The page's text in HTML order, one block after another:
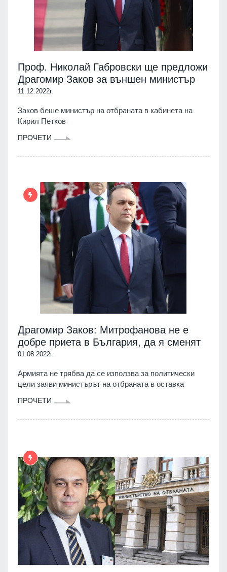
Проф. Николай Габровски ще предложи
Драгомир Заков за външен министър
11.12.2022г.
Заков беше министър на отбраната в кабинета на
Кирил Петков
ПРОЧЕТИ
Драгомир Заков: Митрофанова не е
добре приета в България, да я сменят
01.08.2022г.
Армията не трябва да се използва за политически
цели заяви министърът на отбраната в оставка
ПРОЧЕТИ